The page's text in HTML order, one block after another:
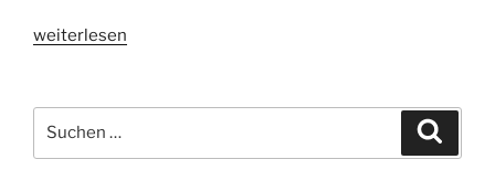
„Info-
Thema
Organspende
weiterlesen
nach: